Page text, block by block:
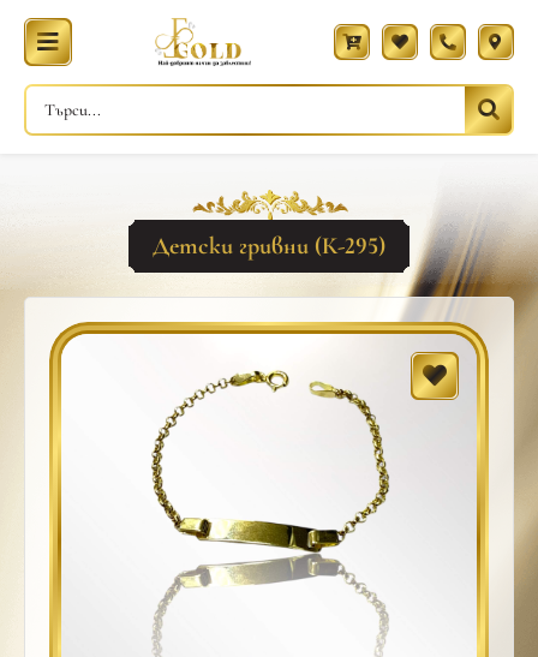
Детски гривни (К-295)